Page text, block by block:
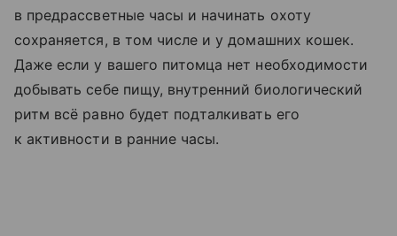
в предрассветные часы и начинать охоту
сохраняется, в том числе и у домашних кошек.
Даже если у вашего питомца нет необходимости
добывать себе пищу, внутренний биологический
ритм всё равно будет подталкивать его
к активности в ранние часы.